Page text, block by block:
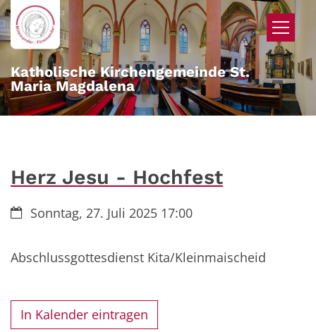
Zum Inhalt springen
Katholische Kirchengemeinde St.
Maria Magdalena
Herz Jesu - Hochfest
Datum:Sonntag, 27. Juli 2025 17:00
Abschlussgottesdienst Kita/Kleinmaischeid
In Kalender eintragen